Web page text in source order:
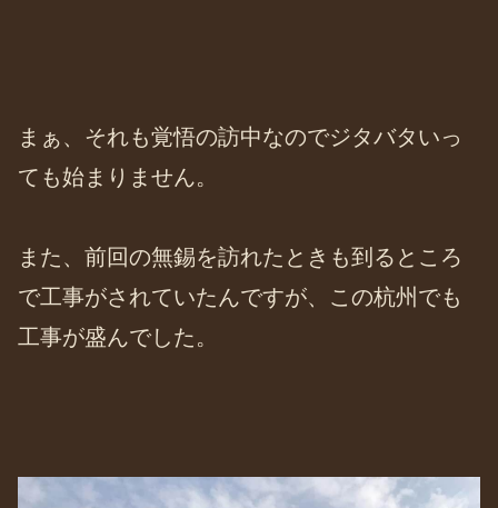
まぁ、それも覚悟の訪中なのでジタバタいっ
ても始まりません。
また、前回の無錫を訪れたときも到るところ
で工事がされていたんですが、この杭州でも
工事が盛んでした。